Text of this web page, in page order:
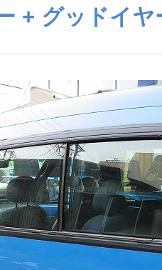
+ グッドイ